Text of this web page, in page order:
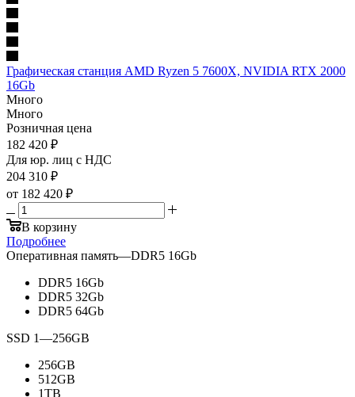
Графическая станция AMD Ryzen 5 7600X, NVIDIA RTX 2000
16Gb
Много
Много
Розничная цена
182 420 ₽
Для юр. лиц c НДС
204 310 ₽
от 182 420 ₽
В корзину
Подробнее
Оперативная память—DDR5 16Gb
DDR5 16Gb
DDR5 32Gb
DDR5 64Gb
SSD 1—256GB
256GB
512GB
1TB